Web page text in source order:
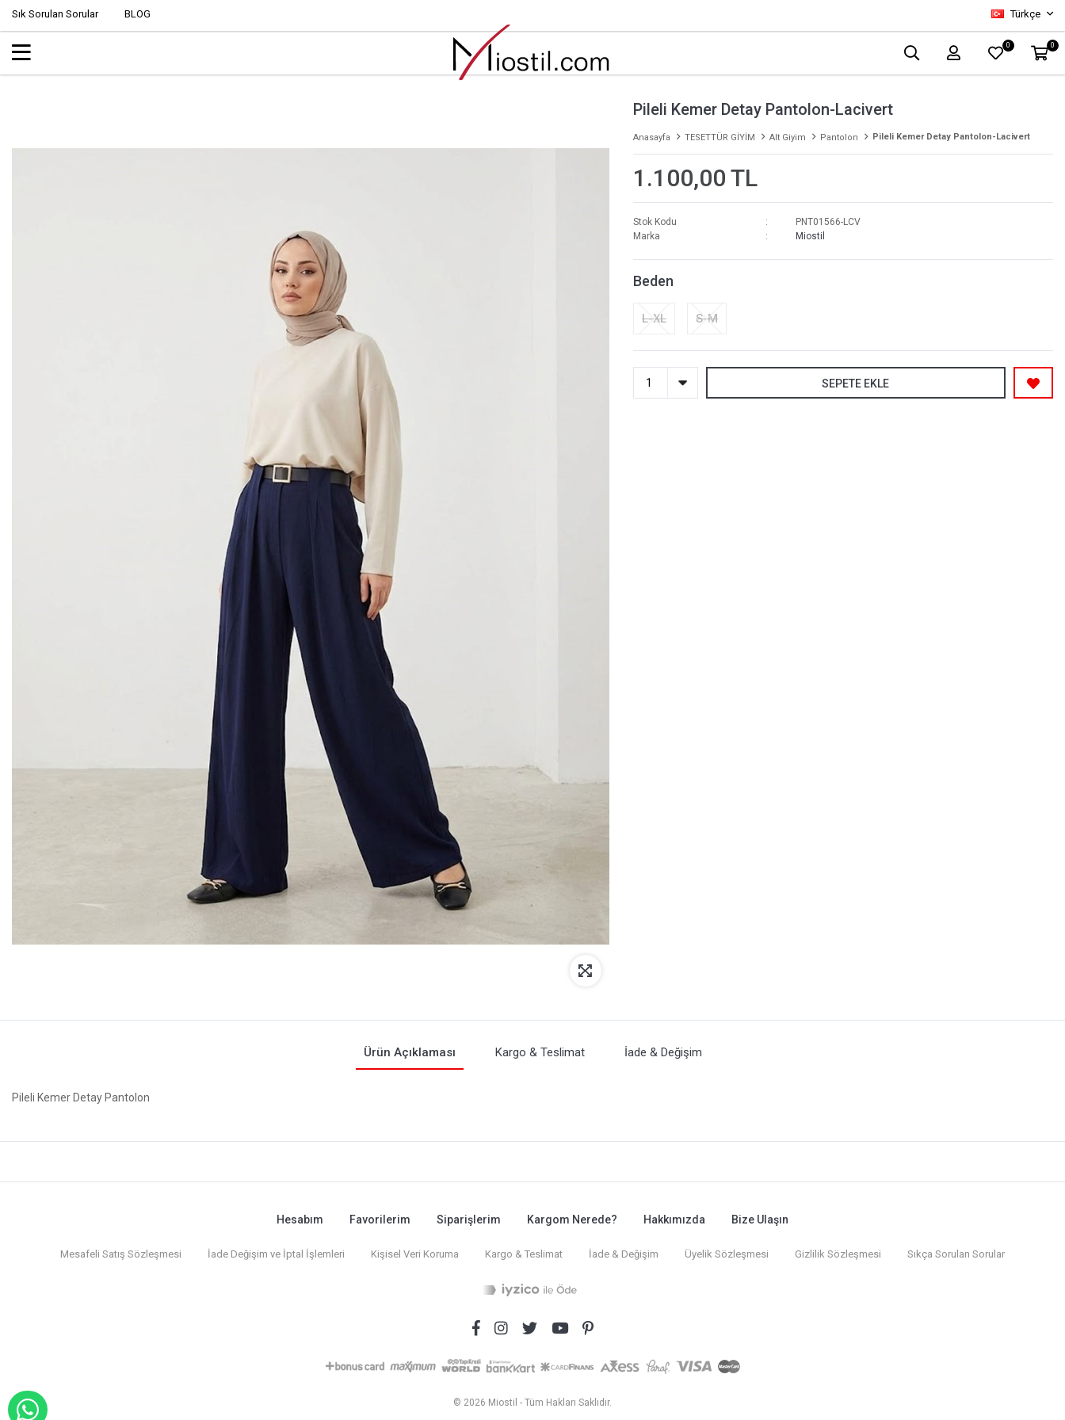
Sık Sorulan Sorular BLOG Türkçe
0 0
Pileli Kemer Detay Pantolon-Lacivert
Anasayfa TESETTÜR GİYİM Alt Giyim Pantolon Pileli Kemer Detay Pantolon-Lacivert
1.100,00 TL
Stok Kodu
PNT01566-LCV
Marka
Miostil
Beden
L-XL S-M
SEPETE EKLE
Ürün Açıklaması Kargo & Teslimat İade & Değişim
Pileli Kemer Detay Pantolon
Hesabım Favorilerim Siparişlerim Kargom Nerede? Hakkımızda Bize Ulaşın
Mesafeli Satış Sözleşmesi İade Değişim ve İptal İşlemleri Kişisel Veri Koruma Kargo & Teslimat İade & Değişim Üyelik Sözleşmesi Gizlilik Sözleşmesi Sıkça Sorulan Sorular
© 2026 Miostil - Tüm Hakları Saklıdır.